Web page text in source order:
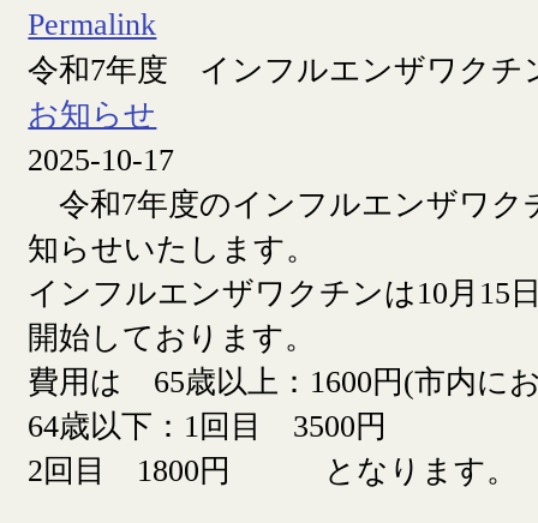
Permalink
令和7年度 インフルエンザワクチ
お知らせ
2025-10-17
令和7年度のインフルエンザワク
知らせいたします。
インフルエンザワクチンは10月15
開始しております。
費用は 65歳以上：1600円(市内に
64歳以下：1回目 3500円
2回目 1800円 となります。